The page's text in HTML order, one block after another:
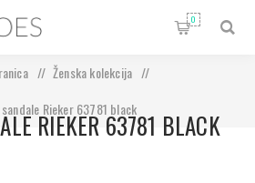
0
/ Ženska kolekcija
/
Rieker 63781 black
RIEKER 63781 BLACK